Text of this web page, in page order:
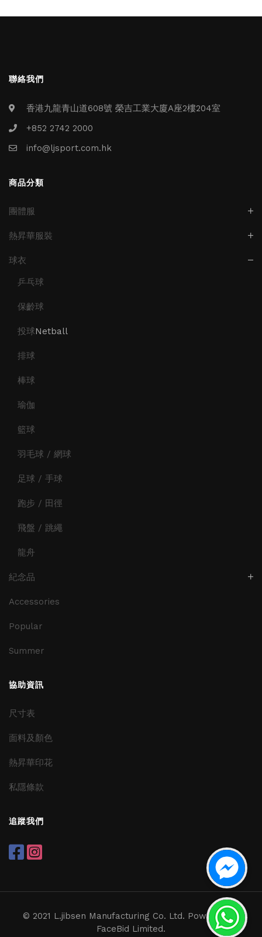
聯絡我們
香港九龍青山道608號 榮吉工業大廈A座2樓204室
+852 2742 2000
info@ljsport.com.hk
商品分類
團體服
熱昇華服裝
球衣
乒乓球
保齡球
投球Netball
排球
棒球
瑜伽
籃球
羽毛球 / 網球
足球 / 手球
跑步 / 田徑
飛盤 / 跳繩
龍舟
紀念品
Accessories
Popular
Summer
協助資訊
尺寸表
面料及顏色
熱昇華印花
私隱條款
追蹤我們
© 2021 L.jibsen Manufacturing Co. Ltd. Powered by
FaceBid Limited.